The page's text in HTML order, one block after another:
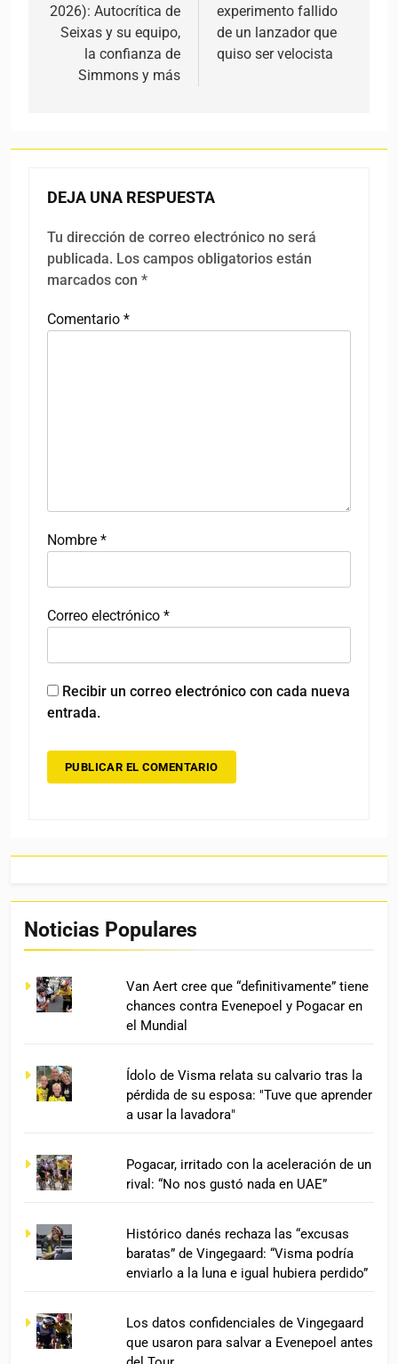
2026): Autocrítica de
Seixas y su equipo,
la confianza de
Simmons y más
experimento fallido
de un lanzador que
quiso ser velocista
DEJA UNA RESPUESTA
Tu dirección de correo electrónico no será
publicada. Los campos obligatorios están
marcados con *
Comentario *
Nombre *
Correo electrónico *
Recibir un correo electrónico con cada nueva
entrada.
Noticias Populares
Van Aert cree que “definitivamente” tiene
chances contra Evenepoel y Pogacar en
el Mundial
Ídolo de Visma relata su calvario tras la
pérdida de su esposa: "Tuve que aprender
a usar la lavadora"
Pogacar, irritado con la aceleración de un
rival: “No nos gustó nada en UAE”
Histórico danés rechaza las “excusas
baratas” de Vingegaard: “Visma podría
enviarlo a la luna e igual hubiera perdido”
Los datos confidenciales de Vingegaard
que usaron para salvar a Evenepoel antes